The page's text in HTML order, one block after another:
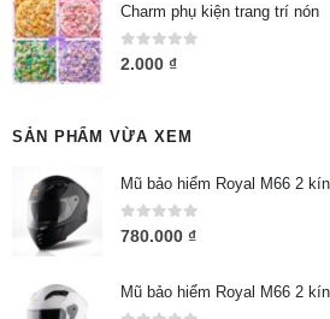
Charm phụ kiện trang trí nón
0 out of 5
2.000 ₫
SẢN PHẨM VỪA XEM
Mũ bảo hiểm Royal M66 2
0out of 5
780.000 ₫
Mũ bảo hiểm Royal M66 2